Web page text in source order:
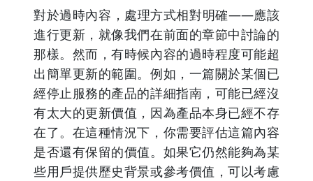
對於過時內容，處理方式相對明確——應該
進行更新，就像我們在前面的章節中討論的
那樣。然而，有時候內容的過時程度可能超
出簡單更新的範圍。例如，一篇關於某個已
經停止服務的產品的詳細指南，可能已經沒
有太大的更新價值，因為產品本身已經不存
在了。在這種情況下，你需要評估這篇內容
是否還有保留的價值。如果它仍然能夠為某
些用戶提供歷史背景或參考價值，可以考慮